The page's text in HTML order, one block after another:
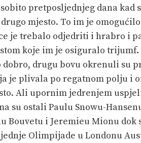
pretposljednjeg dana kad
mjesto. To im je
je trebalo odjedriti i hrabro i
koje im je osiguralo
drugu bovu okrenuli su
je plivala po regatnom polju i
Ali upornim jedrenjem
su ostali Paulu Snowu-
Bouvetu i Jeremieu Mionu dok
Olimpijade u Londonu